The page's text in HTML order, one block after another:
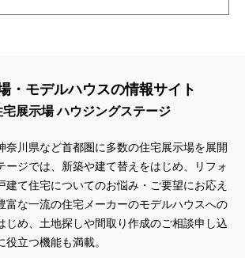
・モデルハウスの情報サイト
宅展示場 ハウジングステージ
奈川県など首都圏に多数の住宅展示場を展開
ージでは、新築や建て替えをはじめ、リフォ
建て住宅についてのお悩み・ご要望にお応え
富な一流の住宅メーカーのモデルハウスへの
じめ、土地探しや間取り作成のご相談申し込
立つ機能も満載。